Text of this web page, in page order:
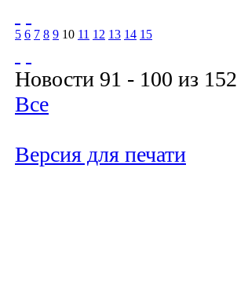
5 6 7 8 9 10 11 12 13 14 15
Новости 91 - 100 из 152
Все
Версия для печати